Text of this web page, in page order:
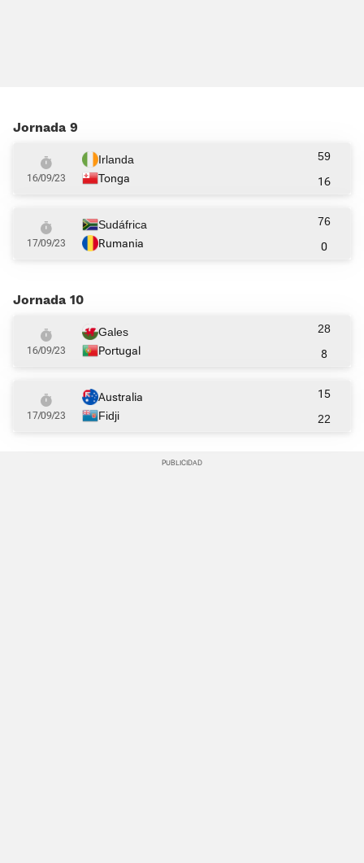
Jornada 9
16/09/23
Irlanda
Tonga
59
16
17/09/23
Sudáfrica
Rumania
76
0
Jornada 10
16/09/23
Gales
Portugal
28
8
17/09/23
Australia
Fidji
15
22